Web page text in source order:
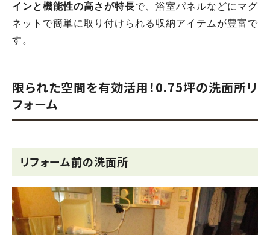
インと機能性の高さが特長で、浴室パネルなどにマグ
ネットで簡単に取り付けられる収納アイテムが豊富で
す。
限られた空間を有効活用！0.75坪の洗面所リ
フォーム
リフォーム前の洗面所